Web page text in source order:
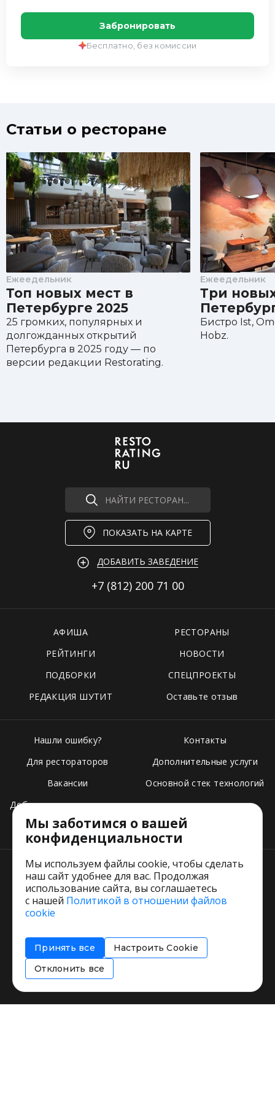
Забронировать
Бесплатно, без комиссии
Статьи о ресторане
Ежеедельник
Топ новых мест в
Петербурге 2025
25 громких, популярных и
долгожданных открытий
Петербурга в 2025 году — по
версии редакции Restorating.
Ежеедельник
Три
Бистро Ist,
Hobz.
НАЙТИ РЕСТОРАН...
ПОКАЗАТЬ НА КАРТЕ
ДОБАВИТЬ ЗАВЕДЕНИЕ
+7 (812) 200 71 00
АФИША
РЕСТОРАНЫ
РЕЙТИНГИ
НОВОСТИ
ПОДБОРКИ
СПЕЦПРОЕКТЫ
РЕДАКЦИЯ ШУТИТ
Оставьте отзыв
Нашли ошибку?
Для рестораторов
Вакансии
Добавить свое заведение
Тарифы
Контакты
Дополнительные услуги
Основной стек технологий
Пользовательское соглашение
Соглашение об информировании
Политика использования cookies
Мы заботимся о вашей
конфиденциальности
Мы используем файлы cookie, чтобы сделать
наш сайт удобнее для вас. Продолжая
использование сайта, вы соглашаетесь
с нашей Политикой в отношении файлов
cookie
Принять все
Настроить Cookie
Отклонить все